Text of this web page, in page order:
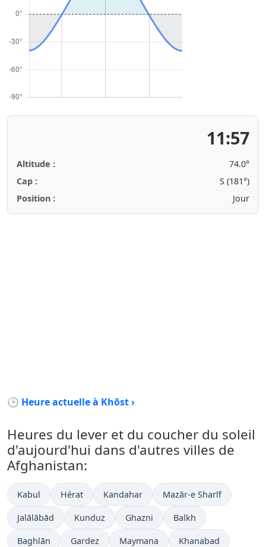
11:57
Altitude :
74.0°
Cap :
S (181°)
Position :
Jour
🕒 Heure actuelle à Khōst ›
Heures du lever et du coucher du soleil
d'aujourd'hui dans d'autres villes de
Afghanistan:
Kabul Hérat Kandahar Mazār-e Sharīf
Jalālābād Kunduz Ghazni Balkh
Baghlān Gardez Maymana Khanabad